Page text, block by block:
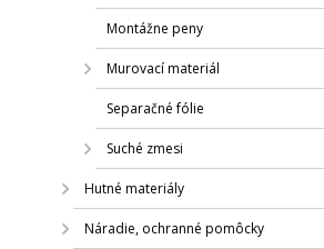
Montážne peny
Murovací materiál
Separačné fólie
Suché zmesi
Hutné materiály
Náradie, ochranné pomôcky